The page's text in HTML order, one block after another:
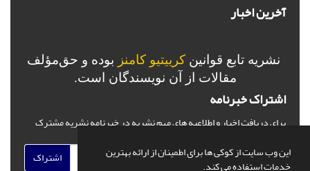
این وب سایت از کوکی ها برای اطمینان از ارائه بهترین
خدمات استفاده می کند.
آخرین اخبار
نشریه تابع قوانین کرییتیو کامنز بوده و حق‌مؤلف
مقالات از آن نویسندگان است.
اشتراک خبرنامه
برای دریافت اخبار و اطلاعیه های مهم نشریه در خبرنامه نشریه مشترک
اشتراک